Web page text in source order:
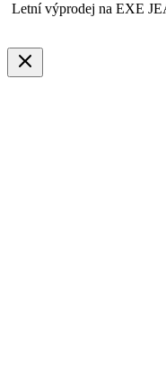
Letní výprodej na EXE